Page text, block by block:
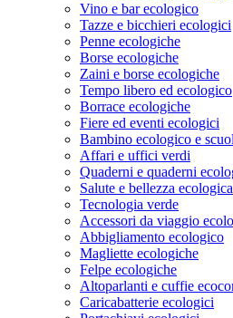
Vino e bar ecologico
Tazze e bicchieri ecologici
Penne ecologiche
Borse ecologiche
Zaini e borse ecologiche
Tempo libero ed ecologico
Borrace ecologiche
Fiere ed eventi ecologici
Bambino ecologico e
Affari e uffici verdi
Quaderni e quaderni
Salute e bellezza ecologica
Tecnologia verde
Accessori da viaggio
Abbigliamento ecologico
Magliette ecologiche
Felpe ecologiche
Altoparlanti e cuffie
Caricabatterie ecologici